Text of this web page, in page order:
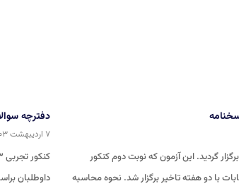
کنکور ریاضی ۱۴۰۳ در ۲۱ تیر برگزار گردید. این آزمون که نوبت دوم کنکور
با دو هفته تاخیر برگزار شد. نحوه محاسبه
دفترچه سوالات
۷ اردیبهشت ۱۴۰۳